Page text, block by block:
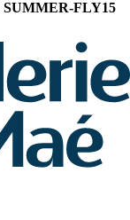
SUMMER-FLY15